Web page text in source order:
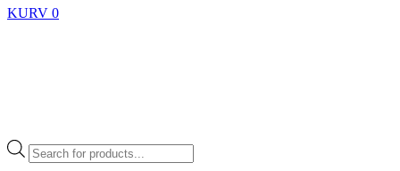
KURV 0
Products
search